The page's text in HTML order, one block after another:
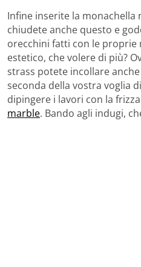
Infine inserite la monachella
chiudete anche questo e
orecchini fatti con le
estetico, che volere di più?
strass potete incollare
seconda della vostra voglia
dipingere i lavori con la
marble. Bando agli indugi,